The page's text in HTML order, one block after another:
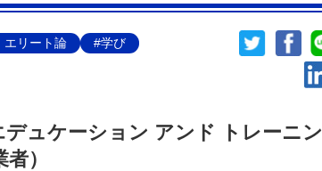
エリート論
#学び
ュケーション アンド トレーニン
）